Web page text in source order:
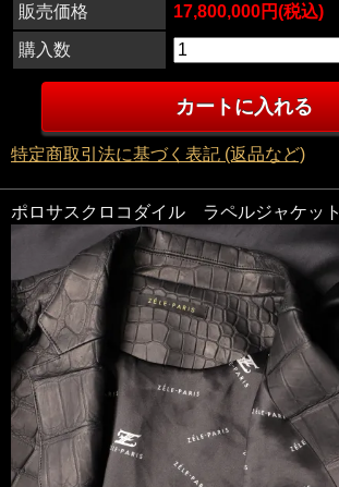
販売価格
17,800,000円(税込)
購入数
特定商取引法に基づく表記 (返品など)
ポロサスクロコダイル ラペルジャケット